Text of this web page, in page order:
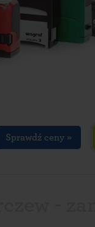
Sprawdź ceny »